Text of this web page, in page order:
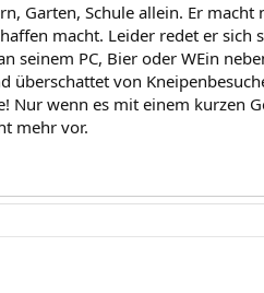
Garten, Schule allein. Er
macht. Leider redet er
seinem PC, Bier oder WEin
überschattet von
Nur wenn es mit einem kurzen
mehr vor.